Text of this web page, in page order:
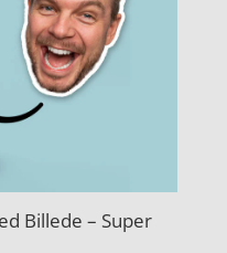
Billede – Super